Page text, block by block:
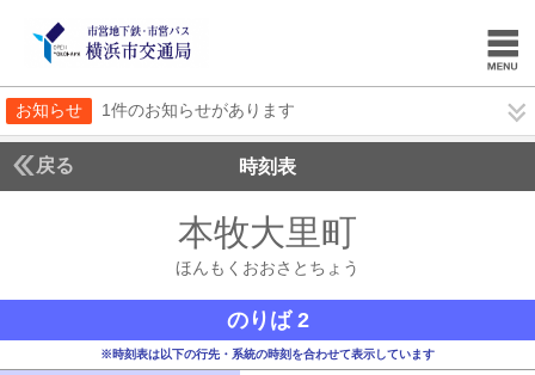
お知らせ 1件のお知らせがあります
戻る 時刻表
本牧大里町
ほんもくおおさとちょう
のりば 2
※時刻表は以下の行先・系統の時刻を合わせて表示しています